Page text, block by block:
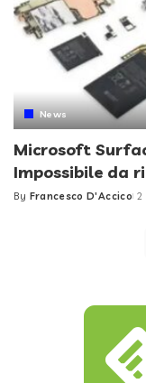
News
Microsoft
Impossibile da
Posted
By Francesco D'Accico 2